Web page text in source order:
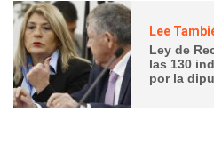
Lee
Ley de
las 130
por la